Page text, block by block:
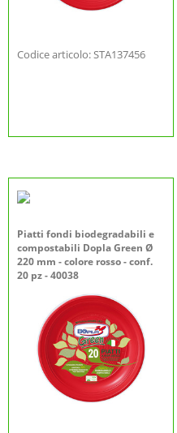
Codice articolo: STA137456
Piatti fondi biodegradabili e
compostabili Dopla Green Ø
220 mm - colore rosso - conf.
20 pz - 40038